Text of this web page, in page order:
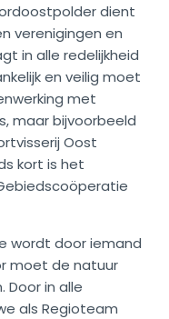
dient
verenigingen en
in alle redelijkheid
en veilig moet
met
maar bijvoorbeeld
Oost
kort is het
wordt door iemand
moet de natuur
Door in alle
als Regioteam